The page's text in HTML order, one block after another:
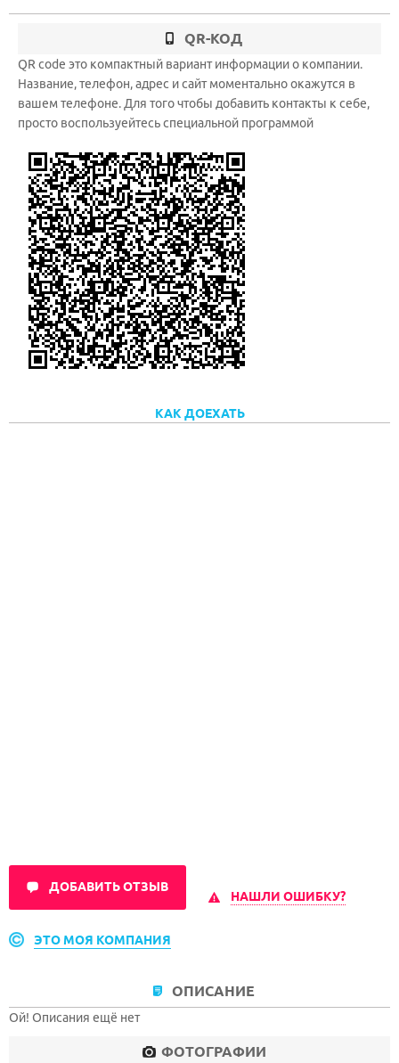
QR-КОД
QR code это компактный вариант информации о компании.
Название, телефон, адрес и сайт моментально окажутся в
вашем телефоне. Для того чтобы добавить контакты к себе,
просто воспользуейтесь специальной программой
КАК ДОЕХАТЬ
ДОБАВИТЬ ОТЗЫВ
НАШЛИ ОШИБКУ?
ЭТО МОЯ КОМПАНИЯ
ОПИСАНИЕ
Ой! Описания ещё нет
ФОТОГРАФИИ